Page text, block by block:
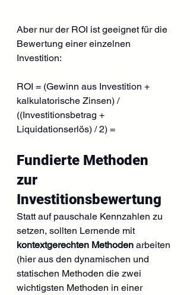
Aber nur der ROI ist geeignet für die
Bewertung einer einzelnen
Investition:
ROI = (Gewinn aus Investition +
kalkulatorische Zinsen) /
((Investitionsbetrag +
Liquidationserlös) / 2) =
Fundierte Methoden
zur
Investitionsbewertung
Statt auf pauschale Kennzahlen zu
setzen, sollten Lernende mit
kontextgerechten Methoden arbeiten
(hier aus den dynamischen und
statischen Methoden die zwei
wichtigsten Methoden in einer